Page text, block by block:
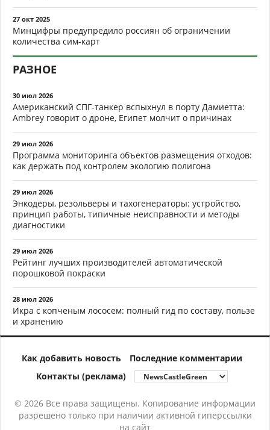
27 окт 2025
Минцифры предупредило россиян об ограничении
количества сим-карт
РАЗНОЕ
30 июл 2026
Американский СПГ-танкер вспыхнул в порту Дамиетта:
Ambrey говорит о дроне, Египет молчит о причинах
29 июл 2026
Программа мониторинга объектов размещения отходов:
как держать под контролем экологию полигона
29 июл 2026
Энкодеры, резольверы и тахогенераторы: устройство,
принцип работы, типичные неисправности и методы
диагностики
29 июл 2026
Рейтинг лучших производителей автоматической
порошковой покраски
28 июл 2026
Икра с копченым лососем: полный гид по составу, пользе
и хранению
Как добавить новость
Последние комментарии
Контакты (реклама)
© 2026 Все права защищены. Копирование информации
разрешено только при наличии активной гиперссылки
на сайт